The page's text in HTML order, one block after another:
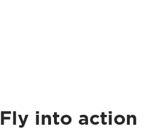
Fly into action